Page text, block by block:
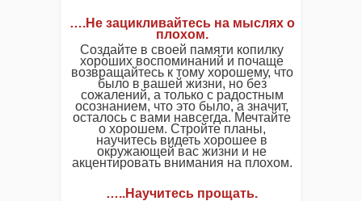
….Не зацикливайтесь на мыслях о
плохом.
Создайте в своей памяти копилку
хороших воспоминаний и почаще
возвращайтесь к тому хорошему, что
было в вашей жизни, но без
сожалений, а только с радостным
осознанием, что это было, а значит,
осталось с вами навсегда. Мечтайте
о хорошем. Стройте планы,
научитесь видеть хорошее в
окружающей вас жизни и не
акцентировать внимания на плохом.
…..Научитесь прощать.